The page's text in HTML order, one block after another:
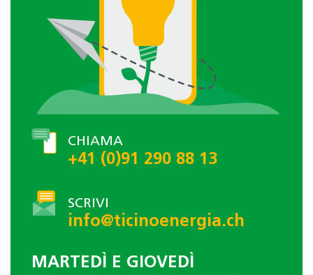
CHIAMA
+41 (0)91 290 88 13
SCRIVI
info@ticinoenergia.ch
MARTEDÌ E GIOVEDÌ